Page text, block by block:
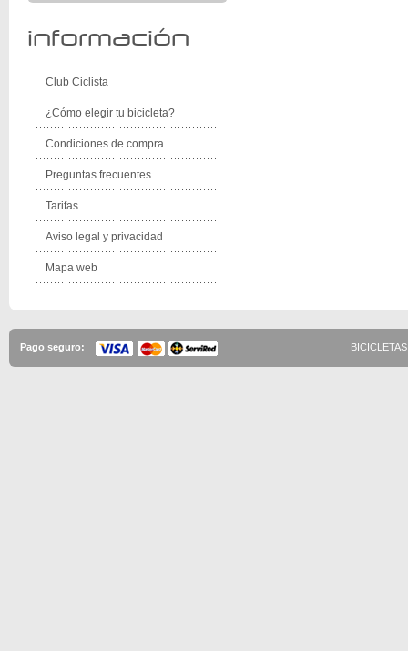
información
Club Ciclista
¿Cómo elegir tu bicicleta?
Condiciones de compra
Preguntas frecuentes
Tarifas
Aviso legal y privacidad
Mapa web
Pago seguro: